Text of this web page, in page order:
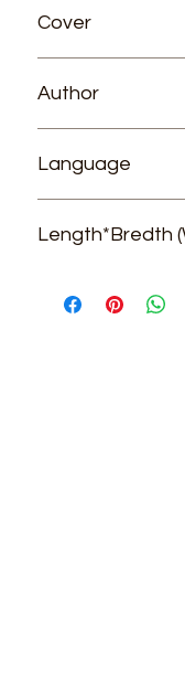
Cover
Author
Language
Length*Bredth